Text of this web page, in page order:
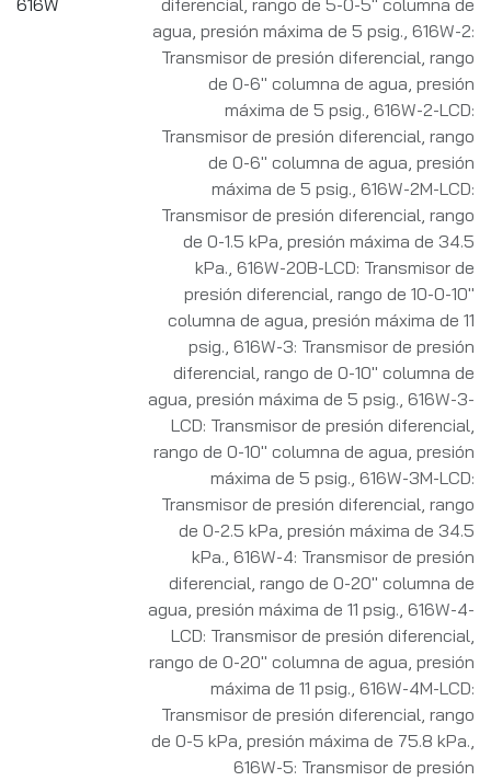
616W
diferencial, rango de 5-0-5" columna de
agua, presión máxima de 5 psig., 616W-2:
Transmisor de presión diferencial, rango
de 0-6" columna de agua, presión
máxima de 5 psig., 616W-2-LCD:
Transmisor de presión diferencial, rango
de 0-6" columna de agua, presión
máxima de 5 psig., 616W-2M-LCD:
Transmisor de presión diferencial, rango
de 0-1.5 kPa, presión máxima de 34.5
kPa., 616W-20B-LCD: Transmisor de
presión diferencial, rango de 10-0-10"
columna de agua, presión máxima de 11
psig., 616W-3: Transmisor de presión
diferencial, rango de 0-10" columna de
agua, presión máxima de 5 psig., 616W-3-
LCD: Transmisor de presión diferencial,
rango de 0-10" columna de agua, presión
máxima de 5 psig., 616W-3M-LCD:
Transmisor de presión diferencial, rango
de 0-2.5 kPa, presión máxima de 34.5
kPa., 616W-4: Transmisor de presión
diferencial, rango de 0-20" columna de
agua, presión máxima de 11 psig., 616W-4-
LCD: Transmisor de presión diferencial,
rango de 0-20" columna de agua, presión
máxima de 11 psig., 616W-4M-LCD:
Transmisor de presión diferencial, rango
de 0-5 kPa, presión máxima de 75.8 kPa.,
616W-5: Transmisor de presión